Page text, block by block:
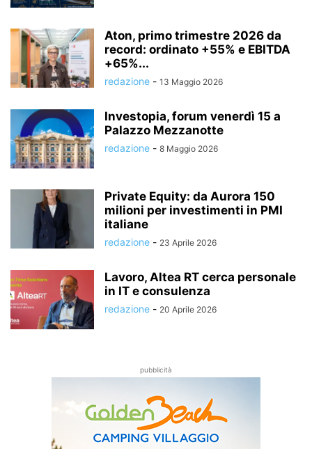
Aton, primo trimestre 2026 da
record: ordinato +55% e EBITDA
+65%...
redazione - 13 Maggio 2026
Investopia, forum venerdì 15 a
Palazzo Mezzanotte
redazione - 8 Maggio 2026
Private Equity: da Aurora 150
milioni per investimenti in PMI
italiane
redazione - 23 Aprile 2026
Lavoro, Altea RT cerca personale
in IT e consulenza
redazione - 20 Aprile 2026
pubblicità